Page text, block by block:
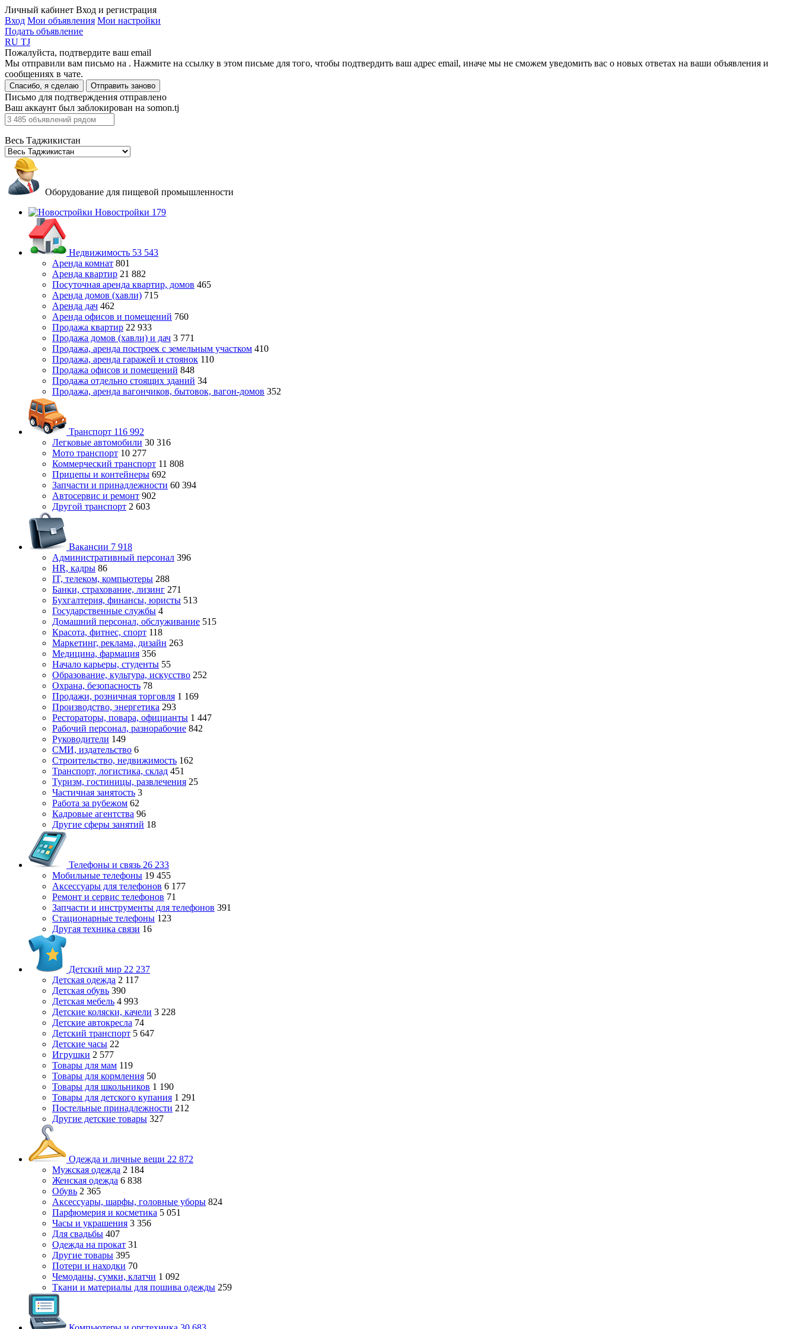
Личный кабинет Вход и регистрация
Вход Мои объявления Мои настройки
Подать объявление
RU TJ
Пожалуйста, подтвердите ваш email
Мы отправили вам письмо на . Нажмите на ссылку в этом письме для того, чтобы подтвердить ваш адрес email, иначе мы не сможем уведомить вас о новых ответах на ваши объявления и
сообщениях в чате.
Спасибо, я сделаю Отправить заново
Письмо для подтверждения отправлено
Ваш аккаунт был заблокирован на somon.tj
Весь Таджикистан
Оборудование для пищевой промышленности
Новостройки 179
Недвижимость 53 543
Аренда комнат 801
Аренда квартир 21 882
Посуточная аренда квартир, домов 465
Аренда домов (хавли) 715
Аренда дач 462
Аренда офисов и помещений 760
Продажа квартир 22 933
Продажа домов (хавли) и дач 3 771
Продажа, аренда построек с земельным участком 410
Продажа, аренда гаражей и стоянок 110
Продажа офисов и помещений 848
Продажа отдельно стоящих зданий 34
Продажа, аренда вагончиков, бытовок, вагон-домов 352
Транспорт 116 992
Легковые автомобили 30 316
Мото транспорт 10 277
Коммерческий транспорт 11 808
Прицепы и контейнеры 692
Запчасти и принадлежности 60 394
Автосервис и ремонт 902
Другой транспорт 2 603
Вакансии 7 918
Административный персонал 396
HR, кадры 86
IT, телеком, компьютеры 288
Банки, страхование, лизинг 271
Бухгалтерия, финансы, юристы 513
Государственные службы 4
Домашний персонал, обслуживание 515
Красота, фитнес, спорт 118
Маркетинг, реклама, дизайн 263
Медицина, фармация 356
Начало карьеры, студенты 55
Образование, культура, искусство 252
Охрана, безопасность 78
Продажи, розничная торговля 1 169
Производство, энергетика 293
Рестораторы, повара, официанты 1 447
Рабочий персонал, разнорабочие 842
Руководители 149
СМИ, издательство 6
Строительство, недвижимость 162
Транспорт, логистика, склад 451
Туризм, гостиницы, развлечения 25
Частичная занятость 3
Работа за рубежом 62
Кадровые агентства 96
Другие сферы занятий 18
Телефоны и связь 26 233
Мобильные телефоны 19 455
Аксессуары для телефонов 6 177
Ремонт и сервис телефонов 71
Запчасти и инструменты для телефонов 391
Стационарные телефоны 123
Другая техника связи 16
Детский мир 22 237
Детская одежда 2 117
Детская обувь 390
Детская мебель 4 993
Детские коляски, качели 3 228
Детские автокресла 74
Детский транспорт 5 647
Детские часы 22
Игрушки 2 577
Товары для мам 119
Товары для кормления 50
Товары для школьников 1 190
Товары для детского купания 1 291
Постельные принадлежности 212
Другие детские товары 327
Одежда и личные вещи 22 872
Мужская одежда 2 184
Женская одежда 6 838
Обувь 2 365
Аксессуары, шарфы, головные уборы 824
Парфюмерия и косметика 5 051
Часы и украшения 3 356
Для свадьбы 407
Одежда на прокат 31
Другие товары 395
Потери и находки 70
Чемоданы, сумки, клатчи 1 092
Ткани и материалы для пошива одежды 259